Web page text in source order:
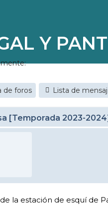
Y
de foros Lista de
[Temporada 2023-
la estación de esquí de